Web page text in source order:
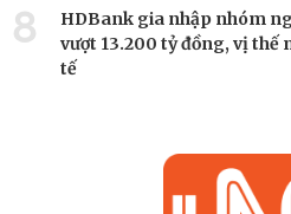
8
HDBank gia nhập nhóm
vượt 13.200 tỷ đồng, vị
tế